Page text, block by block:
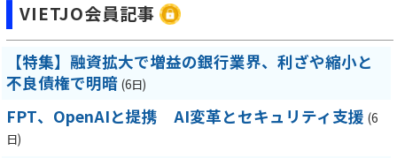
VIETJO会員記事
【特集】融資拡大で増益の銀行業界、利ざや縮小と
不良債権で明暗 (6日)
FPT、OpenAIと提携 AI変革とセキュリティ支援 (6
日)